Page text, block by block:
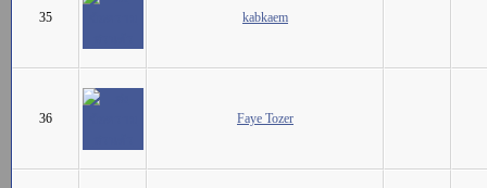
35 kabkaem
36 Faye Tozer